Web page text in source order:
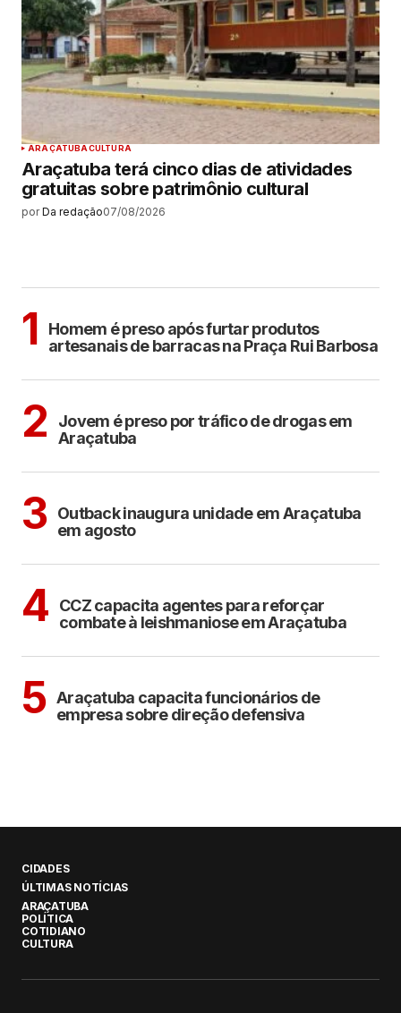
ARAÇATUBACULTURA
Araçatuba terá cinco dias de atividades
gratuitas sobre patrimônio cultural
por Da redação07/08/2026
1
Homem é preso após furtar produtos
artesanais de barracas na Praça Rui Barbosa
2
Jovem é preso por tráfico de drogas em
Araçatuba
3 Outback inaugura unidade em Araçatuba
em agosto
4
CCZ capacita agentes para reforçar
combate à leishmaniose em Araçatuba
5 Araçatuba capacita funcionários de
empresa sobre direção defensiva
CIDADES
ÚLTIMAS NOTÍCIAS
ARAÇATUBA
POLÍTICA
COTIDIANO
CULTURA